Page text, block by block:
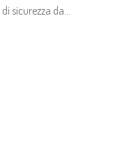
sicurezza da